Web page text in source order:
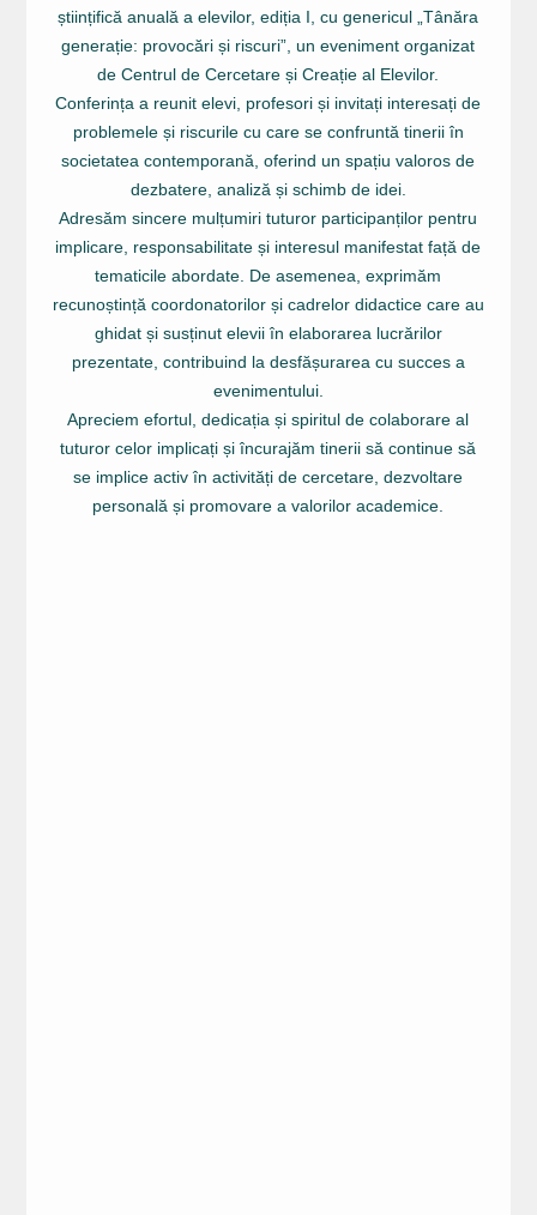
științifică anuală a elevilor, ediția I, cu genericul „Tânăra
generație: provocări și riscuri”, un eveniment organizat
de Centrul de Cercetare și Creație al Elevilor.
Conferința a reunit elevi, profesori și invitați interesați de
problemele și riscurile cu care se confruntă tinerii în
societatea contemporană, oferind un spațiu valoros de
dezbatere, analiză și schimb de idei.
Adresăm sincere mulțumiri tuturor participanților pentru
implicare, responsabilitate și interesul manifestat față de
tematicile abordate. De asemenea, exprimăm
recunoștință coordonatorilor și cadrelor didactice care au
ghidat și susținut elevii în elaborarea lucrărilor
prezentate, contribuind la desfășurarea cu succes a
evenimentului.
Apreciem efortul, dedicația și spiritul de colaborare al
tuturor celor implicați și încurajăm tinerii să continue să
se implice activ în activități de cercetare, dezvoltare
personală și promovare a valorilor academice.